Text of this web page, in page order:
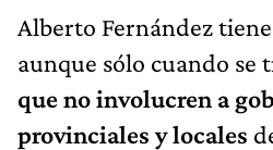
Alberto Fernández
aunque sólo cuando se
que no involucren a
provinciales y locales